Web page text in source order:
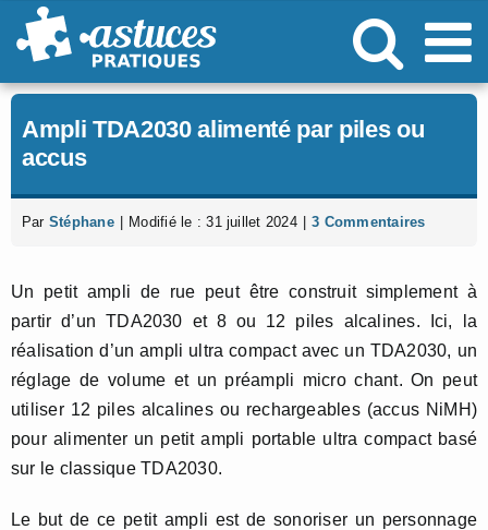
Passer
au
Ampli TDA2030 alimenté par piles ou
accus
Par Stéphane Modifié le : 31 juillet 2024 3 Commentaires
Un petit ampli de rue peut être construit simplement à
partir d’un TDA2030 et 8 ou 12 piles alcalines. Ici, la
réalisation d’un ampli ultra compact avec un TDA2030, un
réglage de volume et un préampli micro chant. On peut
utiliser 12 piles alcalines ou rechargeables (accus NiMH)
pour alimenter un petit ampli portable ultra compact basé
sur le classique TDA2030.
Le but de ce petit ampli est de sonoriser un personnage